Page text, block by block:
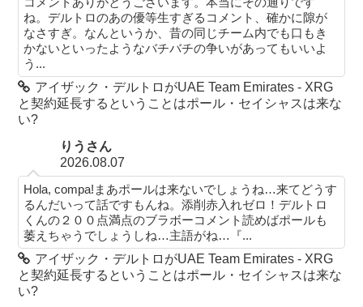
ね。デルトロのあの優等生すぎるコメント、確かに隙が
なさすぎ。なんというか、昔の同じチーム内でも口もき
かないといったようなバチバチの争いがあってもいいよ
う...
アイザック・デルトロがUAE Team Emirates - XRG
と契約延長するということはポール・セイシャスは来な
い?
りうさん
2026.08.07
Hola, compa!まあポールは来ないでしょうね…来てどうす
るんだいって話ですもんね。添削赤入れゼロ！デルトロ
くんの２００点満点のブラボーコメント読めばポールも
萎えちゃうでしょうしね…主語がね…『...
アイザック・デルトロがUAE Team Emirates - XRG
と契約延長するということはポール・セイシャスは来な
い?